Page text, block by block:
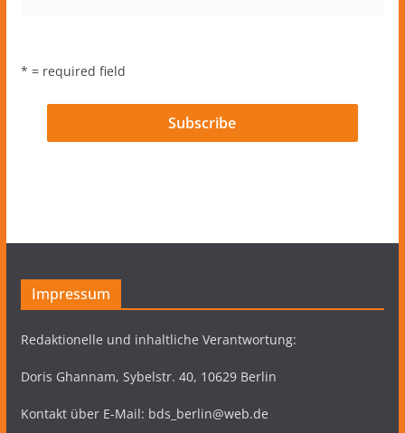
* = required field
Impressum
Redaktionelle und inhaltliche Verantwortung:
Doris Ghannam, Sybelstr. 40, 10629 Berlin
Kontakt über E-Mail: bds_berlin@web.de